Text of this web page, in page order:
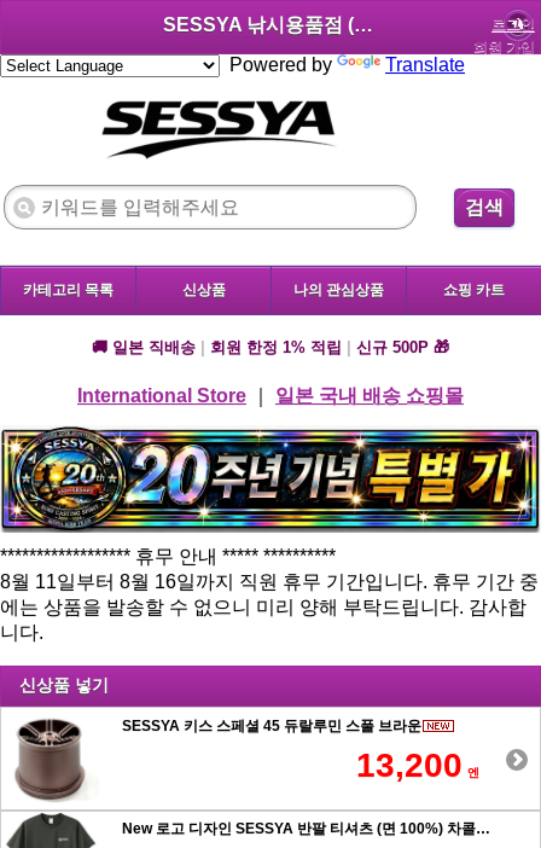
SESSYA 낚시용품점 (한국어)
Powered by
Translate
로그인
회원 가입
검색
카테고리 목록 신상품 나의 관심상품 쇼핑 카트
🚚 일본 직배송 회원 한정 1% 적립 신규 500P 🎁
International Store 일본 국내 배송 쇼핑몰
****************** 휴무 안내 ***** **********
8월 11일부터 8월 16일까지 직원 휴무 기간입니다. 휴무 기간 중
에는 상품을 발송할 수 없으니 미리 양해 부탁드립니다. 감사합
니다.
신상품 넣기
SESSYA 키스 스페셜 45 듀랄루민 스풀 브라운
13,200 엔
New 로고 디자인 SESSYA 반팔 티셔츠 (면 100%) 차콜